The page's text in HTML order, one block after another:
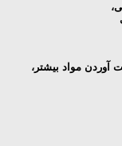
،
مواد بیشتر ،